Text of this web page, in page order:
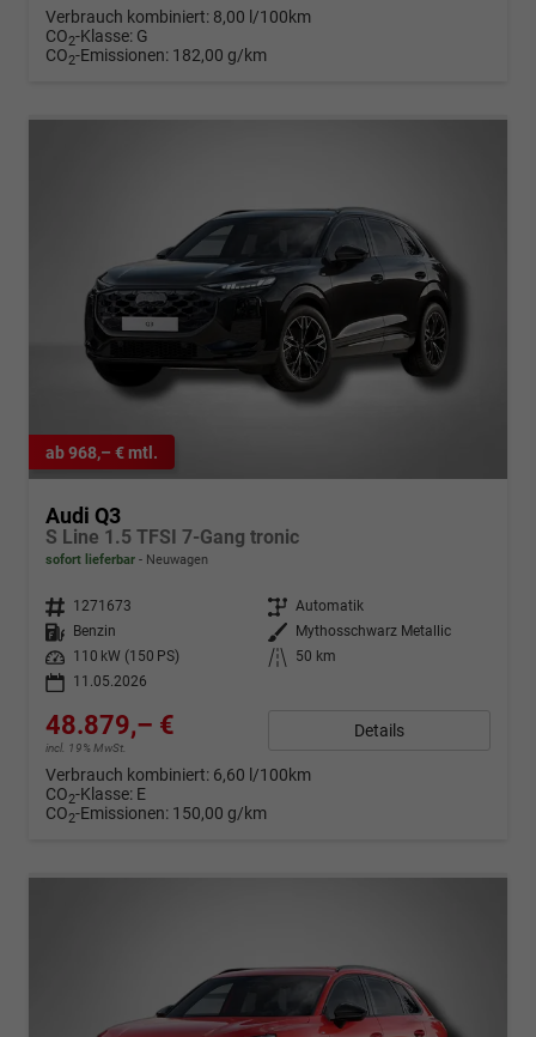
Verbrauch kombiniert: 8,00 l/100km
CO2-Klasse: G
CO2-Emissionen: 182,00 g/km
ab 968,– € mtl.
Audi Q3
S Line 1.5 TFSI 7-Gang tronic
sofort lieferbar Neuwagen
Fahrzeugnr. 1271673 Getriebe Automatik
Kraftstoff
Benzin Außenfarbe
Mythosschwarz Metallic
Leistung
110 kW (150 PS) Kilometerstand
50 km
11.05.2026
48.879,– €
incl. 19% MwSt.
Details
Verbrauch kombiniert: 6,60 l/100km
CO2-Klasse: E
CO2-Emissionen: 150,00 g/km